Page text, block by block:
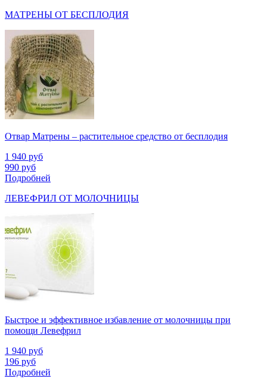
МАТРЕНЫ ОТ БЕСПЛОДИЯ
Отвар Матрены – растительное средство от бесплодия
1 940 руб
990 руб
Подробней
ЛЕВЕФРИЛ ОТ МОЛОЧНИЦЫ
Быстрое и эффективное избавление от молочницы при
помощи Левефрил
1 940 руб
196 руб
Подробней